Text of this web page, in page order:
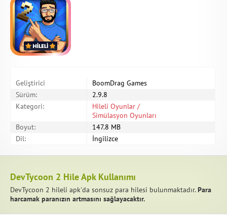
Geliştirici
BoomDrag Games
Sürüm:
2.9.8
Kategori:
Hileli Oyunlar /
Simülasyon Oyunları
Boyut:
147.8 MB
Dil:
İngilizce
DevTycoon 2 Hile Apk Kullanımı
DevTycoon 2 hileli apk'da sonsuz para hilesi bulunmaktadır.Para
harcamak paranızın artmasını sağlayacaktır.